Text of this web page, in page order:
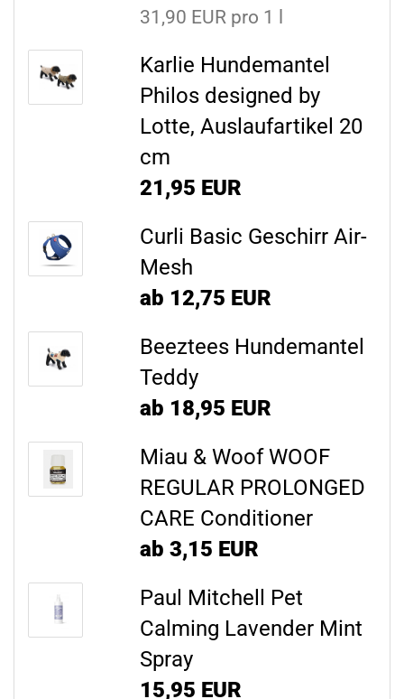
31,90 EUR pro 1 l
Karlie Hundemantel
Philos designed by
Lotte, Auslaufartikel 20
cm
21,95 EUR
Curli Basic Geschirr Air-
Mesh
ab 12,75 EUR
Beeztees Hundemantel
Teddy
ab 18,95 EUR
Miau & Woof WOOF
REGULAR PROLONGED
CARE Conditioner
ab 3,15 EUR
Paul Mitchell Pet
Calming Lavender Mint
Spray
15,95 EUR